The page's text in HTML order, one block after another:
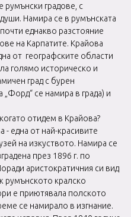
румънски градове, с
Намира се в румънската
еднакво разстояние
на Карпатите. Крайова
от географските области
голямо историческо и
град с бурен
се намира в града) и
отидем в Крайова?
- една от най-красивите
на изкуството. Намира се
през 1896 г. по
аристократичния си вид
кралско
е приютявала полското
се намирало в изгнание.